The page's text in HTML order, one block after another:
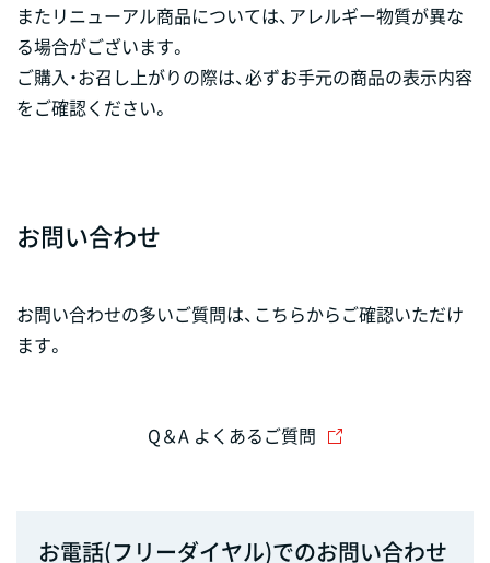
またリニューアル商品については、アレルギー物質が異な
る場合がございます。
ご購入・お召し上がりの際は、必ずお手元の商品の表示内容
をご確認ください。
お問い合わせ
お問い合わせの多いご質問は、こちらからご確認いただけ
ます。
Q＆A よくあるご質問
お電話(フリーダイヤル)でのお問い合わせ